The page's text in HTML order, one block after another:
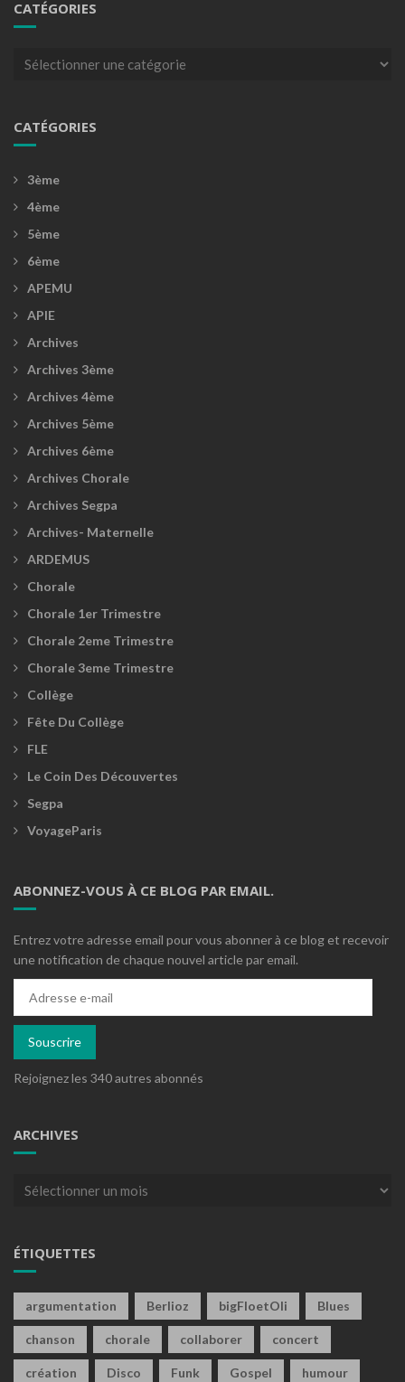
CATÉGORIES
Catégories
CATÉGORIES
3ème
4ème
5ème
6ème
APEMU
APIE
Archives
Archives 3ème
Archives 4ème
Archives 5ème
Archives 6ème
Archives Chorale
Archives Segpa
Archives- Maternelle
ARDEMUS
Chorale
Chorale 1er Trimestre
Chorale 2eme Trimestre
Chorale 3eme Trimestre
Collège
Fête Du Collège
FLE
Le Coin Des Découvertes
Segpa
VoyageParis
ABONNEZ-VOUS À CE BLOG PAR EMAIL.
Entrez votre adresse email pour vous abonner à ce blog et recevoir
une notification de chaque nouvel article par email.
mail
Souscrire
Rejoignez les 340 autres abonnés
ARCHIVES
Archives
ÉTIQUETTES
argumentation Berlioz bigFloetOli Blues
chanson chorale collaborer concert
création Disco Funk Gospel humour